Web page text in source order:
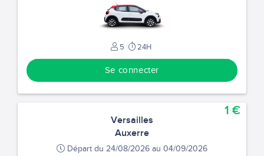
5 24H
Se connecter
Versailles
Auxerre
Départ du 24/08/2026 au 04/09/2026
1 €